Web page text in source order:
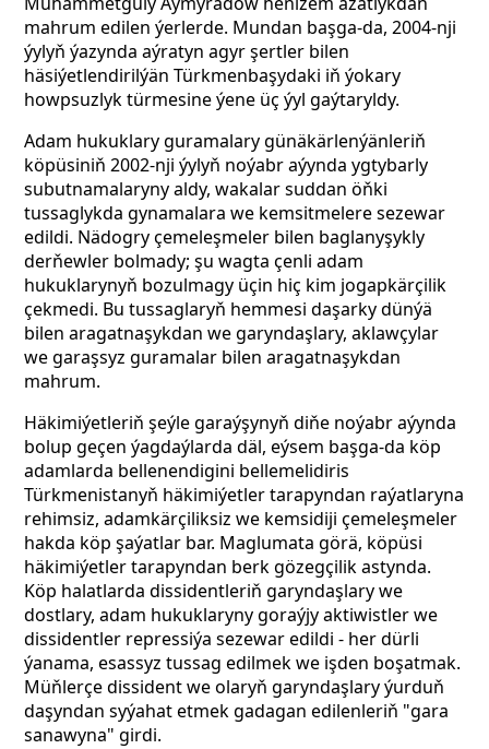
mahrum edilen ýerlerde. Mundan başga-da, 2004-nji
ýylyň ýazynda aýratyn agyr şertler bilen
häsiýetlendirilýän Türkmenbaşydaki iň ýokary
howpsuzlyk türmesine ýene üç ýyl gaýtaryldy.
Adam hukuklary guramalary günäkärlenýänleriň
köpüsiniň 2002-nji ýylyň noýabr aýynda ygtybarly
subutnamalaryny aldy, wakalar suddan öňki
tussaglykda gynamalara we kemsitmelere sezewar
edildi. Nädogry çemeleşmeler bilen baglanyşykly
derňewler bolmady; şu wagta çenli adam
hukuklarynyň bozulmagy üçin hiç kim jogapkärçilik
çekmedi. Bu tussaglaryň hemmesi daşarky dünýä
bilen aragatnaşykdan we garyndaşlary, aklawçylar
we garaşsyz guramalar bilen aragatnaşykdan
mahrum.
Häkimiýetleriň şeýle garaýşynyň diňe noýabr aýynda
bolup geçen ýagdaýlarda däl, eýsem başga-da köp
adamlarda bellenendigini bellemelidiris
Türkmenistanyň häkimiýetler tarapyndan raýatlaryna
rehimsiz, adamkärçiliksiz we kemsidiji çemeleşmeler
hakda köp şaýatlar bar. Maglumata görä, köpüsi
häkimiýetler tarapyndan berk gözegçilik astynda.
Köp halatlarda dissidentleriň garyndaşlary we
dostlary, adam hukuklaryny goraýjy aktiwistler we
dissidentler repressiýa sezewar edildi - her dürli
ýanama, esassyz tussag edilmek we işden boşatmak.
Müňlerçe dissident we olaryň garyndaşlary ýurduň
daşyndan syýahat etmek gadagan edilenleriň "gara
sanawyna" girdi.